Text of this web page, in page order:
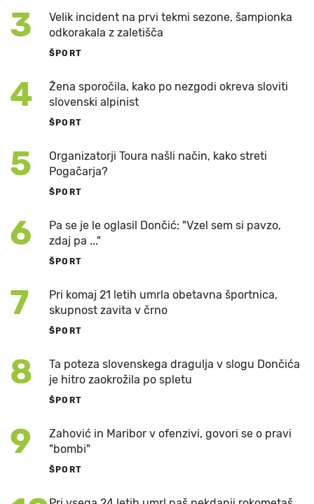
3
Velik incident na prvi tekmi sezone, šampionka
odkorakala z zaletišča
ŠPORT
4
Žena sporočila, kako po nezgodi okreva sloviti
slovenski alpinist
ŠPORT
5
Organizatorji Toura našli način, kako streti
Pogačarja?
ŠPORT
6
Pa se je le oglasil Dončić: "Vzel sem si pavzo,
zdaj pa ..."
ŠPORT
7
Pri komaj 21 letih umrla obetavna športnica,
skupnost zavita v črno
ŠPORT
8
Ta poteza slovenskega dragulja v slogu Dončića
je hitro zaokrožila po spletu
ŠPORT
9
Zahović in Maribor v ofenzivi, govori se o pravi
"bombi"
ŠPORT